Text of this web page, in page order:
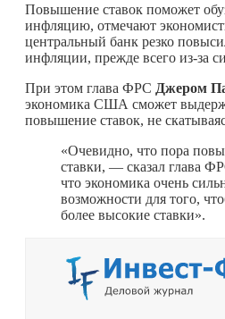
Повышение ставок поможет
инфляцию, отмечают
центральный банк резко
инфляции, прежде всего из-за
При этом глава ФРС Джером
экономика США сможет
повышение ставок, не
«Очевидно, что пора
ставки, — сказал глава
что экономика очень
возможности для того,
более высокие ставки».